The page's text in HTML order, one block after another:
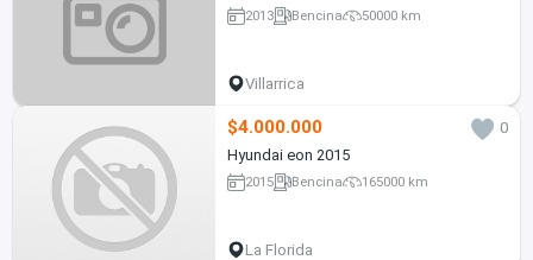
2013 Bencina 50000 km
Villarrica
$4.000.000
0
Hyundai eon 2015
2015 Bencina 165000 km
La Florida